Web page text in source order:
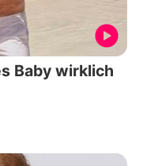
Baby wirklich